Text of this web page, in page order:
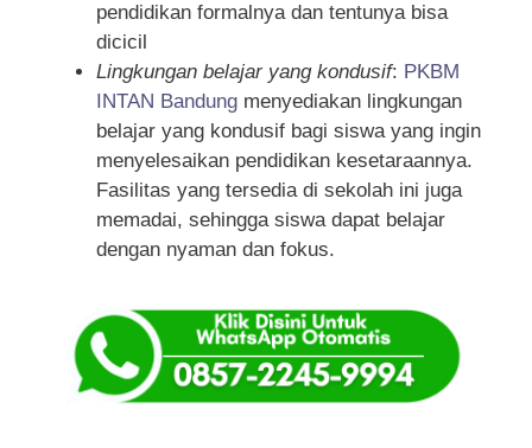
pendidikan formalnya dan tentunya bisa
dicicil
Lingkungan belajar yang kondusif: PKBM
INTAN Bandung menyediakan lingkungan
belajar yang kondusif bagi siswa yang ingin
menyelesaikan pendidikan kesetaraannya.
Fasilitas yang tersedia di sekolah ini juga
memadai, sehingga siswa dapat belajar
dengan nyaman dan fokus.